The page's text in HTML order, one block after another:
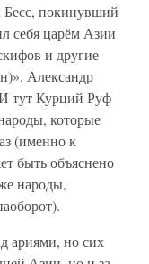
Бесс, покинувший
себя царём Азии
и другие
Александр
И тут Курций Руф
которые
(именно к
быть объяснено
народы,
ариями, но сих